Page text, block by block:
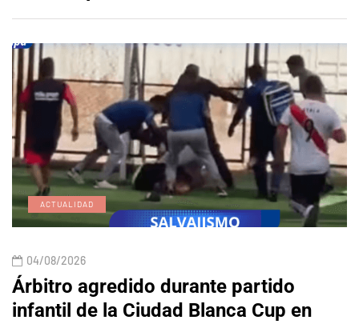
ACTUALIDAD
04/08/2026
Árbitro agredido durante partido
infantil de la Ciudad Blanca Cup en